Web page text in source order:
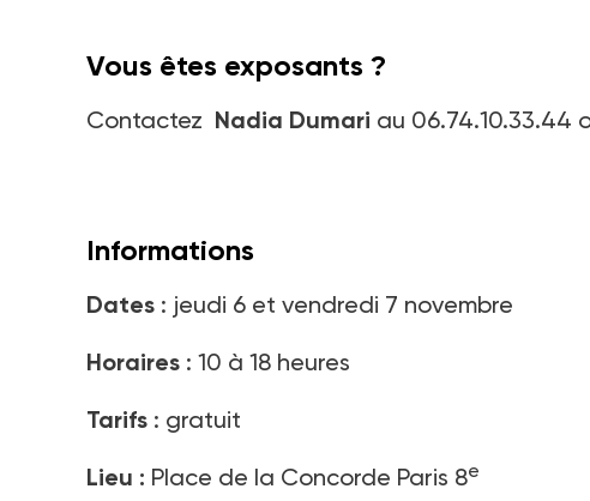
Vous êtes exposants ?
Contactez Nadia Dumari au 06.74.10.33.44
Informations
Dates : jeudi 6 et vendredi 7 novembre
Horaires : 10 à 18 heures
Tarifs : gratuit
Lieu : Place de la Concorde Paris 8e